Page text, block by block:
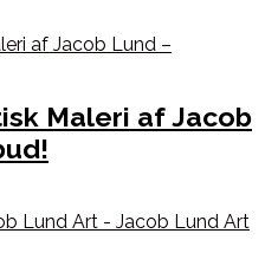
Maleri af Jacob